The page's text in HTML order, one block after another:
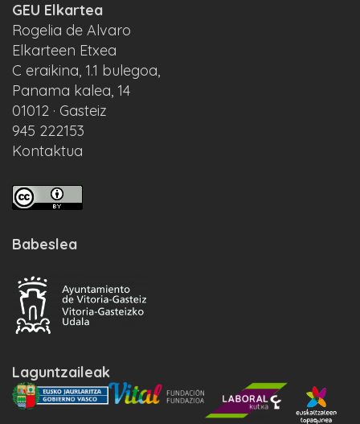
GEU Elkartea
Rogelia de Alvaro
Elkarteen Etxea
C eraikina, 1.1 bulegoa,
Panama kalea, 14
01012 · Gasteiz
945 222153
Kontaktua
Babeslea
Laguntzaileak